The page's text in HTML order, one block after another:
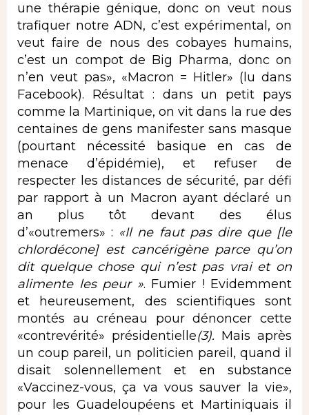
une thérapie génique, donc on veut nous
trafiquer notre ADN, c’est expérimental, on
veut faire de nous des cobayes humains,
c’est un compot de Big Pharma, donc on
n’en veut pas», «Macron = Hitler» (lu dans
Facebook). Résultat : dans un petit pays
comme la Martinique, on vit dans la rue des
centaines de gens manifester sans masque
(pourtant nécessité basique en cas de
menace d’épidémie), et refuser de
respecter les distances de sécurité, par défi
par rapport à un Macron ayant déclaré un
an plus tôt devant des élus
d’«outremers» : «Il ne faut pas dire que [le
chlordécone] est cancérigène parce qu’on
dit quelque chose qui n’est pas vrai et on
alimente les peur ». Fumier ! Evidemment
et heureusement, des scientifiques sont
montés au créneau pour dénoncer cette
«contrevérité» présidentielle(3). Mais après
un coup pareil, un politicien pareil, quand il
disait solennellement et en substance
«Vaccinez-vous, ça va vous sauver la vie»,
pour les Guadeloupéens et Martiniquais il